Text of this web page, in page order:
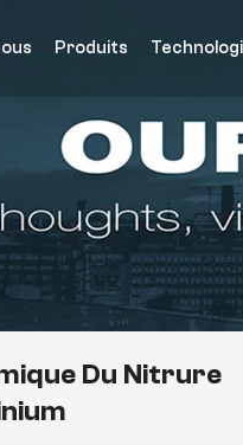
Produits
Du Nitrure